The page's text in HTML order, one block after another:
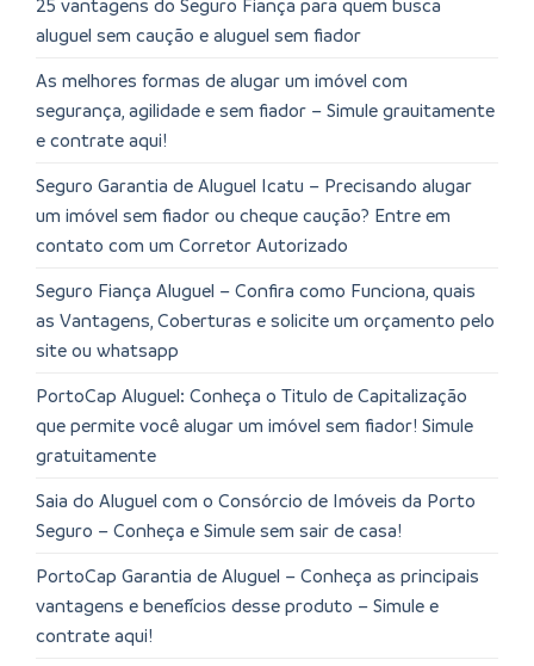
aluguel sem caução e aluguel sem fiador
As melhores formas de alugar um imóvel com
segurança, agilidade e sem fiador – Simule grauitamente
e contrate aqui!
Seguro Garantia de Aluguel Icatu – Precisando alugar
um imóvel sem fiador ou cheque caução? Entre em
contato com um Corretor Autorizado
Seguro Fiança Aluguel – Confira como Funciona, quais
as Vantagens, Coberturas e solicite um orçamento pelo
site ou whatsapp
PortoCap Aluguel: Conheça o Titulo de Capitalização
que permite você alugar um imóvel sem fiador! Simule
gratuitamente
Saia do Aluguel com o Consórcio de Imóveis da Porto
Seguro – Conheça e Simule sem sair de casa!
PortoCap Garantia de Aluguel – Conheça as principais
vantagens e benefícios desse produto – Simule e
contrate aqui!